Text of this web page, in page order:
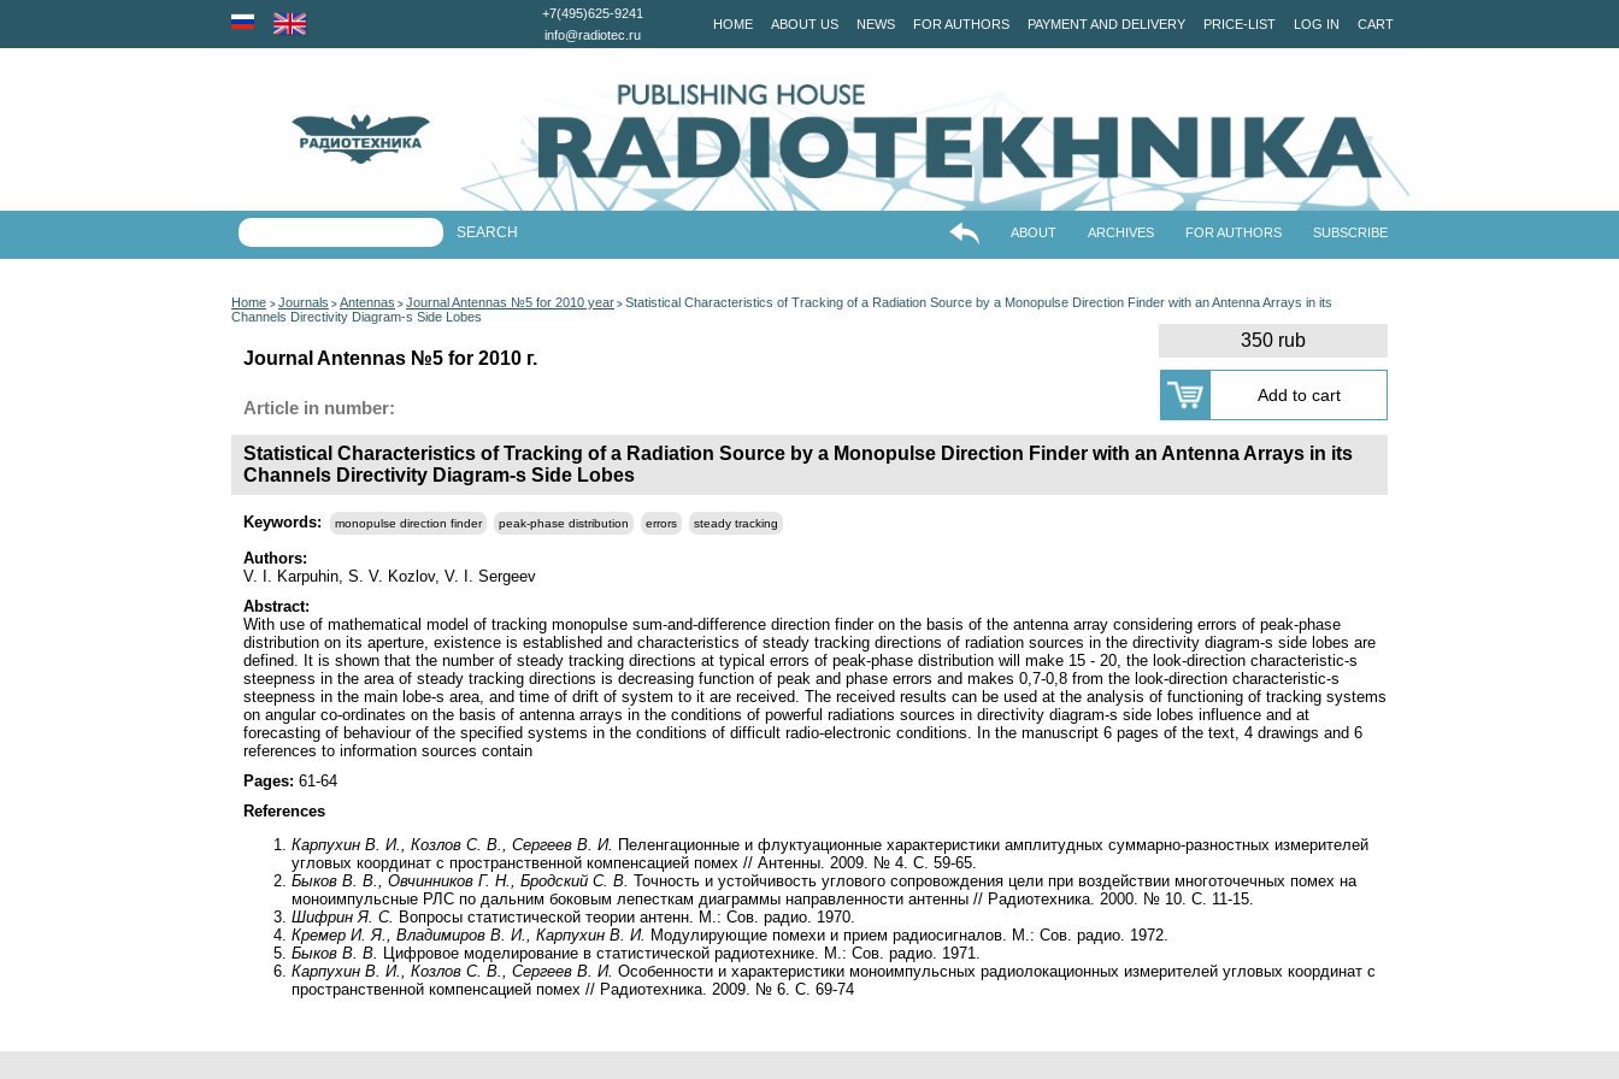
HOME ABOUT US NEWS FOR AUTHORS PAYMENT AND DELIVERY PRICE-LIST LOG IN CART
+7(495)625-9241
info@radiotec.ru
ABOUT ARCHIVES FOR AUTHORS SUBSCRIBE
Home > Journals > Antennas > Journal Antennas №5 for 2010 year > Statistical Characteristics of Tracking of a Radiation Source by a Monopulse Direction Finder with an Antenna Arrays in its
Channels Directivity Diagram-s Side Lobes
350 rub
Journal Antennas №5 for 2010 г.
Article in number:
Statistical Characteristics of Tracking of a Radiation Source by a Monopulse Direction Finder with an Antenna Arrays in its
Channels Directivity Diagram-s Side Lobes
Keywords: monopulse direction finder peak-phase distribution errors steady tracking
Authors:
V. I. Karpuhin, S. V. Kozlov, V. I. Sergeev
Abstract:
With use of mathematical model of tracking monopulse sum-and-difference direction finder on the basis of the antenna array considering errors of peak-phase
distribution on its aperture, existence is established and characteristics of steady tracking directions of radiation sources in the directivity diagram-s side lobes are
defined. It is shown that the number of steady tracking directions at typical errors of peak-phase distribution will make 15 - 20, the look-direction characteristic-s
steepness in the area of steady tracking directions is decreasing function of peak and phase errors and makes 0,7-0,8 from the look-direction characteristic-s
steepness in the main lobe-s area, and time of drift of system to it are received. The received results can be used at the analysis of functioning of tracking systems
on angular co-ordinates on the basis of antenna arrays in the conditions of powerful radiations sources in directivity diagram-s side lobes influence and at
forecasting of behaviour of the specified systems in the conditions of difficult radio-electronic conditions. In the manuscript 6 pages of the text, 4 drawings and 6
references to information sources contain
Pages: 61-64
References
Карпухин В. И., Козлов С. В., Сергеев В. И. Пеленгационные и флуктуационные характеристики амплитудных суммарно-разностных измерителей
угловых координат с пространственной компенсацией помех // Антенны. 2009. № 4. С. 59-65.
Быков В. В., Овчинников Г. Н., Бродский С. В. Точность и устойчивость углового сопровождения цели при воздействии многоточечных помех на
моноимпульсные РЛС по дальним боковым лепесткам диаграммы направленности антенны // Радиотехника. 2000. № 10. С. 11-15.
Шифрин Я. С. Вопросы статистической теории антенн. М.: Сов. радио. 1970.
Кремер И. Я., Владимиров В. И., Карпухин В. И. Модулирующие помехи и прием радиосигналов. М.: Сов. радио. 1972.
Быков В. В. Цифровое моделирование в статистической радиотехнике. М.: Сов. радио. 1971.
Карпухин В. И., Козлов С. В., Сергеев В. И. Особенности и характеристики моноимпульсных радиолокационных измерителей угловых координат с
пространственной компенсацией помех // Радиотехника. 2009. № 6. С. 69-74